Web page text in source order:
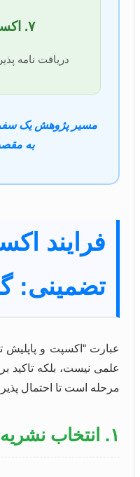
۷. اکسپت و پاپلیش
دریافت نامه
مسیر پژوهش یک سفر
به
فرایند
تضمینی:
عبارت “اکسپت و پاپلیش
علمی نیست، بلکه تاکید بر
مرحله است تا احتمال
۱. انتخاب نشریه مناسب